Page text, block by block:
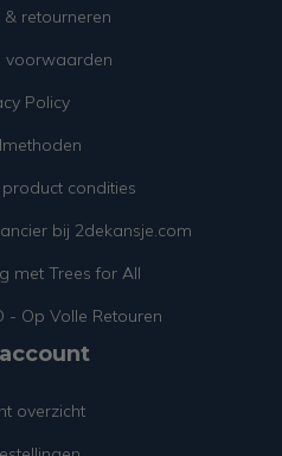
retourneren
voorwaarden
Policy
condities
bij 2dekansje.com
met Trees for All
- Op Volle Retouren
overzicht